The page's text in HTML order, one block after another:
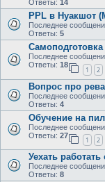
Ответы: 14
PPL в Нуакшот
Последнее
Ответы: 5
Последнее
Ответы: 18
1 2
Вопрос про
Последнее
Ответы: 4
Обучение на
Последнее
Ответы: 27
1 2
Уехать
Последнее
Ответы: 8